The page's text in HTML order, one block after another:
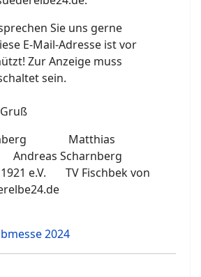
Sie uns gerne
E-Mail-Adresse ist vor
Zur Anzeige muss
sein.
Matthias
Scharnberg
1921 e.V. TV Fischbek von
2024